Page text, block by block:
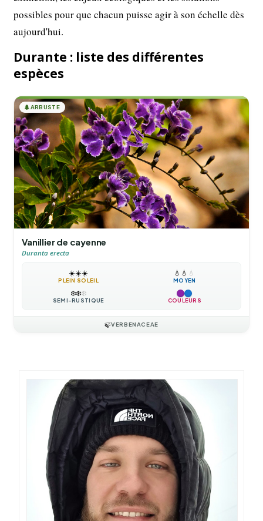
possibles pour que chacun puisse agir à son échelle dès
aujourd'hui.
Durante : liste des différentes
espèces
🌲ARBUSTE
Vanillier de cayenne
Duranta erecta
☀️☀️☀️
PLEIN SOLEIL
💧 💧 💧
MOYEN
❄️❄️❄️
SEMI-RUSTIQUE COULEURS
🍃VERBENACEAE